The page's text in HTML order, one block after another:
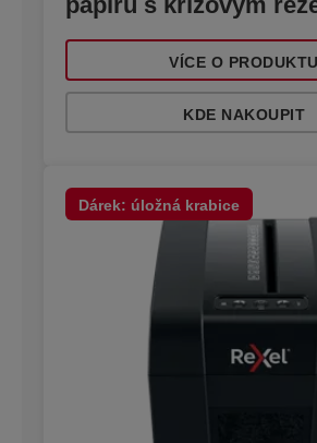
VÍCE O PRODUKTU
KDE NAKOUPIT
Dárek: úložná krabice